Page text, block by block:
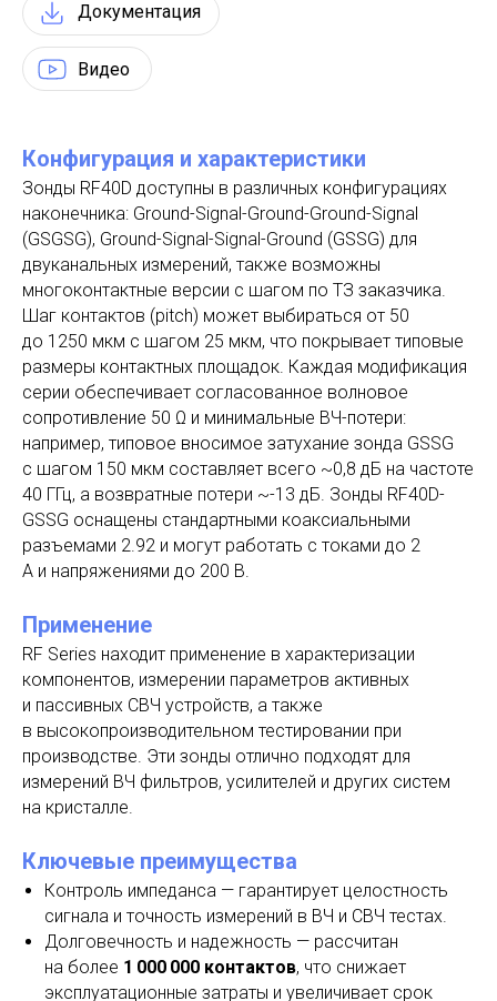
Документация
Видео
Конфигурация и характеристики
Зонды RF40D доступны в различных конфигурациях
наконечника: Ground-Signal-Ground-Ground-Signal
(GSGSG), Ground-Signal-Signal-Ground (GSSG) для
двуканальных измерений, также возможны
многоконтактные версии с шагом по ТЗ заказчика.
Шаг контактов (pitch) может выбираться от 50
до 1250 мкм с шагом 25 мкм, что покрывает типовые
размеры контактных площадок. Каждая модификация
серии обеспечивает согласованное волновое
сопротивление 50 Ω и минимальные ВЧ-потери:
например, типовое вносимое затухание зонда GSSG
с шагом 150 мкм составляет всего ~0,8 дБ на частоте
40 ГГц, а возвратные потери ~-13 дБ. Зонды RF40D-
GSSG оснащены стандартными коаксиальными
разъемами 2.92 и могут работать с токами до 2
А и напряжениями до 200 В.
Применение
RF Series находит применение в характеризации
компонентов, измерении параметров активных
и пассивных СВЧ устройств, а также
в высокопроизводительном тестировании при
производстве. Эти зонды отлично подходят для
измерений ВЧ фильтров, усилителей и других систем
на кристалле.
Ключевые преимущества
Контроль импеданса — гарантирует целостность
сигнала и точность измерений в ВЧ и СВЧ тестах.
Долговечность и надежность — рассчитан
на более 1 000 000 контактов, что снижает
эксплуатационные затраты и увеличивает срок